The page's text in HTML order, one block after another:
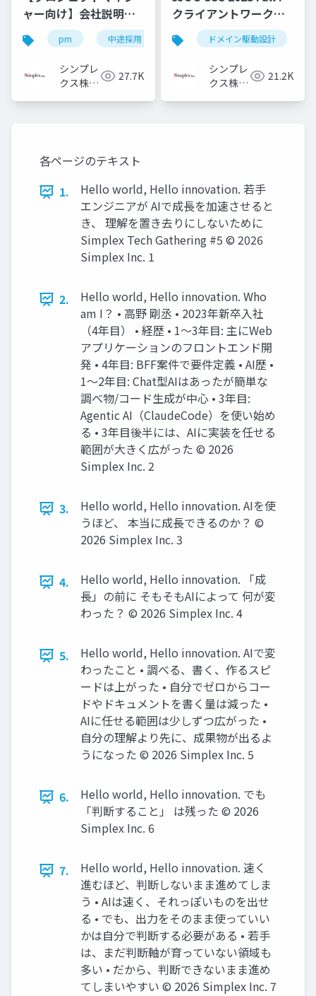
ャー向け】会社説明資
料
pm 中途採用 キャリア採用 pm採用
シンプレ
クス株式
27.7K
クライアントワークで
ドメイン駆動設計を活
用してみてた
ドメイン駆動設計
シンプレ
クス株式
21.2K
各ページのテキスト
1.
Hello world, Hello innovation. 若手
エンジニアが AIで成長を加速させると
き、 理解を置き去りにしないために
Simplex Tech Gathering #5 ©️ 2026
Simplex Inc. 1
2.
Hello world, Hello innovation. Who
am I？ • 高野 剛丞 • 2023年新卒入社
（4年目） • 経歴 • 1〜3年目: 主にWeb
アプリケーションのフロントエンド開
発 • 4年目: BFF案件で要件定義 • AI歴 •
1〜2年目: Chat型AIはあったが簡単な
調べ物/コード生成が中心 • 3年目:
Agentic AI（ClaudeCode）を使い始め
る • 3年目後半には、AIに実装を任せる
範囲が大きく広がった ©️ 2026
Simplex Inc. 2
3.
Hello world, Hello innovation. AIを使
うほど、 本当に成長できるのか？ ©️
2026 Simplex Inc. 3
4.
Hello world, Hello innovation. 「成
長」の前に そもそもAIによって 何が変
わった？ ©️ 2026 Simplex Inc. 4
5.
Hello world, Hello innovation. AIで変
わったこと • 調べる、書く、作るスピ
ードは上がった • 自分でゼロからコー
ドやドキュメントを書く量は減った •
AIに任せる範囲は少しずつ広がった •
自分の理解より先に、成果物が出るよ
うになった ©️ 2026 Simplex Inc. 5
6.
Hello world, Hello innovation. でも
「判断すること」 は残った ©️ 2026
Simplex Inc. 6
7.
Hello world, Hello innovation. 速く
進むほど、判断しないまま進めてしま
う • AIは速く、それっぽいものを出せ
る • でも、出力をそのまま使っていい
かは自分で判断する必要がある • 若手
は、まだ判断軸が育っていない領域も
多い • だから、判断できないまま進め
てしまいやすい ©️ 2026 Simplex Inc. 7